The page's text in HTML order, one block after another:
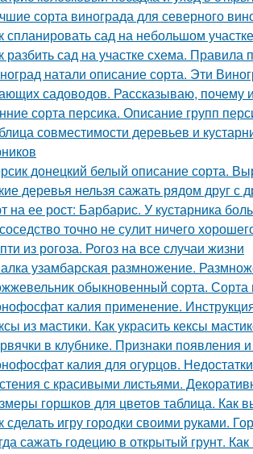
сорта винограда для северного
спланировать сад на небольшом
разбить сад на участке схема.
натали описание сорта. Эти
садоводов. Рассказываю, почему
сорта персика. Описание групп
совместимости деревьев и
донецкий белый описание сорта.
деревья нельзя сажать рядом друг с
на ее рост: Барбарис. У кустарника
точно не сулит ничего
из рогоза. Рогоз на все случаи жизни
узамбарская размножение.
обыкновенный сорта.
калия применение.
из мастики. Как украсить кексы
в клубнике. Признаки появления
калия для огурцов. Недостатки
с красивыми листьями.
горшков для цветов таблица. Как
сделать игру городки своими руками.
сажать годецию в открытый грунт.